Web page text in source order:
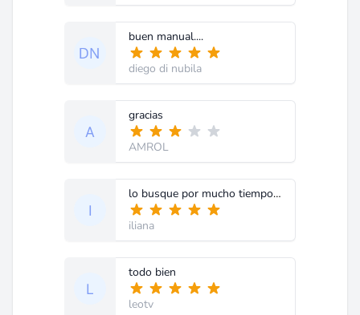
buen manual....
diego di nubila
gracias
AMROL
lo busque por mucho tiempo grasias claro y preciso el informe
iliana
todo bien
leotv